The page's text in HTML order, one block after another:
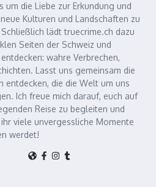
um die Liebe zur Erkundung und
Kulturen und Landschaften zu
lädt truecrime.ch dazu
Seiten der Schweiz und
wahre Verbrechen,
Lasst uns gemeinsam die
entdecken, die die Welt um uns
Ich freue mich darauf, euch auf
Reise zu begleiten und
viele unvergessliche Momente
werdet!